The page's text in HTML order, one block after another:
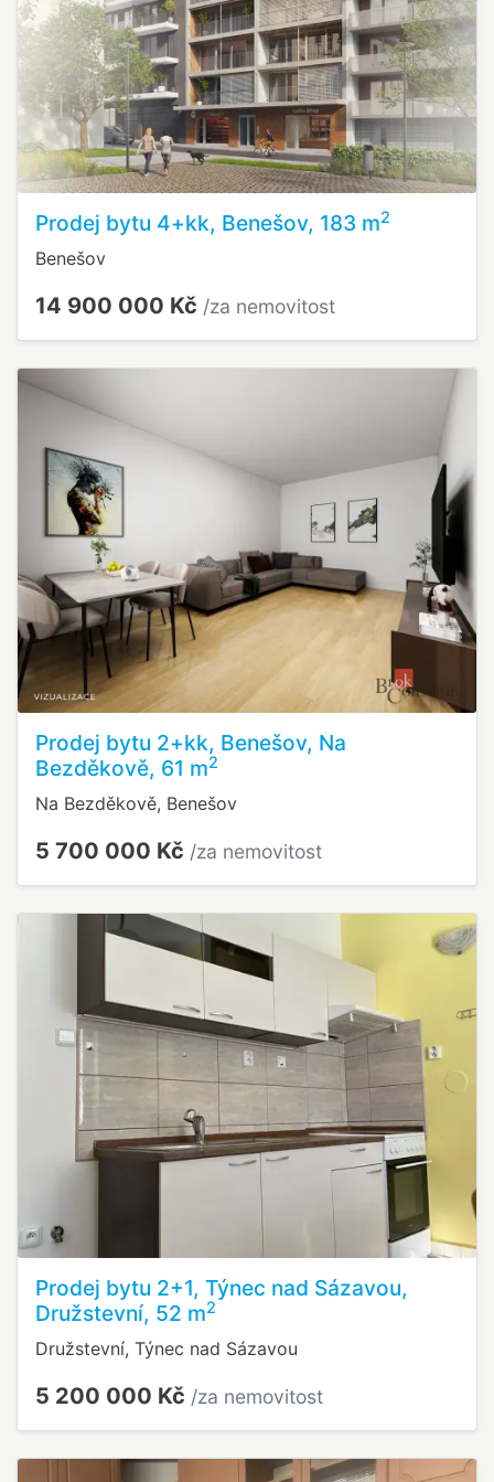
Prodej bytu 4+kk, Benešov, 183 m2
Benešov
14 900 000 Kč /za nemovitost
Prodej bytu 2+kk, Benešov, Na
Bezděkově, 61 m2
Na Bezděkově, Benešov
5 700 000 Kč /za nemovitost
Prodej bytu 2+1, Týnec nad Sázavou,
Družstevní, 52 m2
Družstevní, Týnec nad Sázavou
5 200 000 Kč /za nemovitost